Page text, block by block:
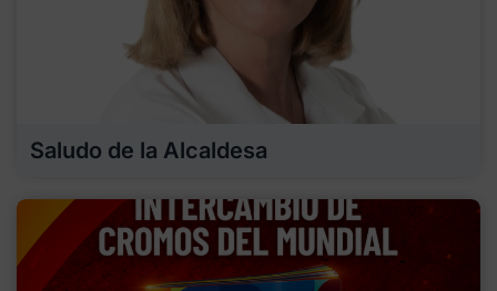
Saludo de la Alcaldesa